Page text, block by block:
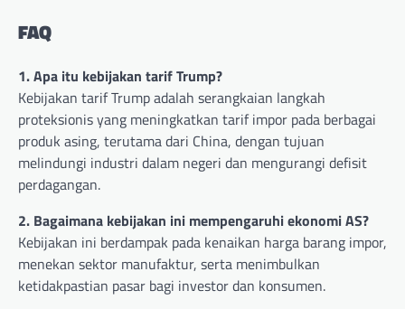
FAQ
1. Apa itu kebijakan tarif Trump?
Kebijakan tarif Trump adalah serangkaian langkah
proteksionis yang meningkatkan tarif impor pada berbagai
produk asing, terutama dari China, dengan tujuan
melindungi industri dalam negeri dan mengurangi defisit
perdagangan.
2. Bagaimana kebijakan ini mempengaruhi ekonomi AS?
Kebijakan ini berdampak pada kenaikan harga barang impor,
menekan sektor manufaktur, serta menimbulkan
ketidakpastian pasar bagi investor dan konsumen.